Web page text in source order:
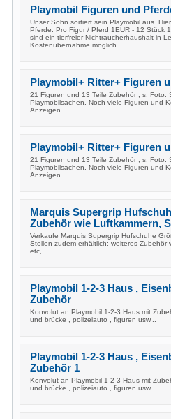
Playmobil Figuren und
Unser Sohn sortiert sein Playmobil aus.
Pferde. Pro Figur / Pferd 1EUR - 12 Stück
sind ein tierfreier Nichtraucherhaushalt in
Kostenübernahme möglich.
Playmobil+ Ritter+ Figuren
21 Figuren und 13 Teile Zubehör , s. Foto.
Playmobilsachen. Noch viele Figuren und
Anzeigen.
Playmobil+ Ritter+ Figuren
21 Figuren und 13 Teile Zubehör , s. Foto.
Playmobilsachen. Noch viele Figuren und
Anzeigen.
Marquis Supergrip
Zubehör wie Luftkammern,
Verkaufe Marquis Supergrip Hufschuhe
Stollen zudem erhältlich: weiteres Zubehör
etc,
Playmobil 1-2-3 Haus ,
Zubehör
Konvolut an Playmobil 1-2-3 Haus mit
und brücke , polizeiauto , figuren usw...
Playmobil 1-2-3 Haus ,
Zubehör 1
Konvolut an Playmobil 1-2-3 Haus mit
und brücke , polizeiauto , figuren usw...